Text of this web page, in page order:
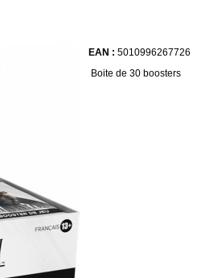
EAN : 5010996267726
Boite de 30 boosters